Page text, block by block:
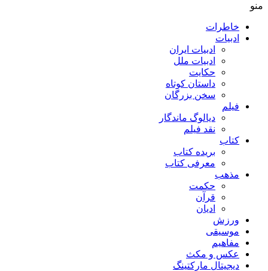
منو
خاطرات
ادبیات
ادبیات ایران
ادبیات ملل
حکایت
داستان کوتاه
سخن بزرگان
فیلم
دیالوگ ماندگار
نقد فیلم
کتاب
بریده کتاب
معرفی کتاب
مذهب
حکمت
قرآن
ادیان
ورزش
موسیقی
مفاهیم
عکس و مکث
دیجیتال مارکتینگ